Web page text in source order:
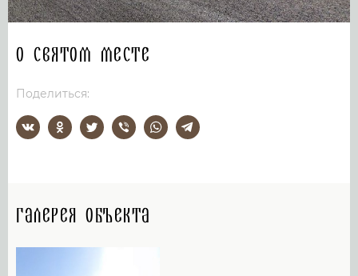
О святом месте
Поделиться:
Галерея объекта